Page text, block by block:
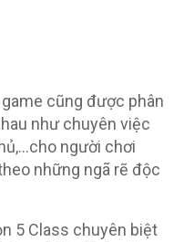
cũng được phân
như chuyên việc
người chơi
những ngã rẽ độc
5 Class chuyên biệt